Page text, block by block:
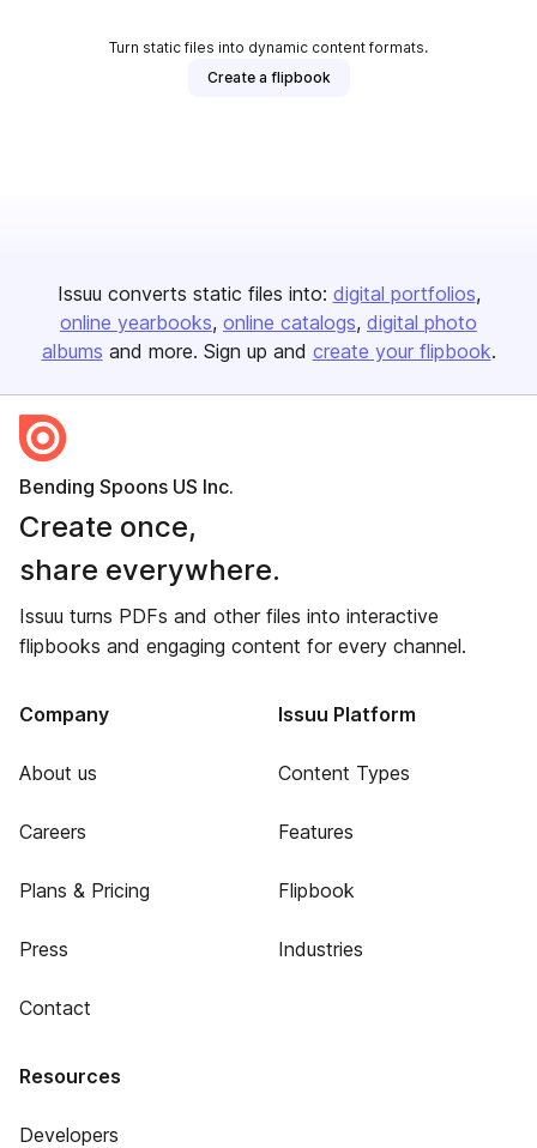
Turn static files into dynamic content formats.
Create a flipbook
Issuu converts static files into: digital portfolios
online yearbooks online catalogs digital photo
albums and more. Sign up and create your flipbook.
Bending Spoons US Inc.
Create once,
share everywhere.
Issuu turns PDFs and other files into interactive
flipbooks and engaging content for every channel.
Company
About us
Careers
Plans & Pricing
Press
Contact
Issuu Platform
Content Types
Features
Flipbook
Industries
Resources
Developers